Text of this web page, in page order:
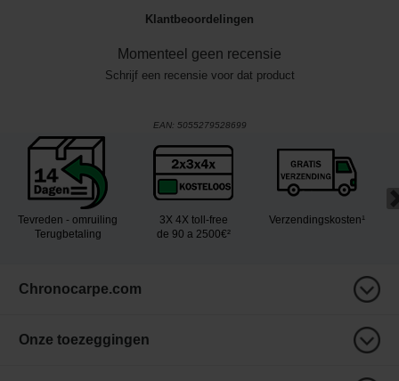
Klantbeoordelingen
Momenteel geen recensie
Schrijf een recensie voor dat product
EAN: 5055279528699
Tevreden - omruiling
Terugbetaling
3X 4X toll-free
de 90 a 2500€²
Verzendingskosten¹
Chronocarpe.com
Onze toezeggingen